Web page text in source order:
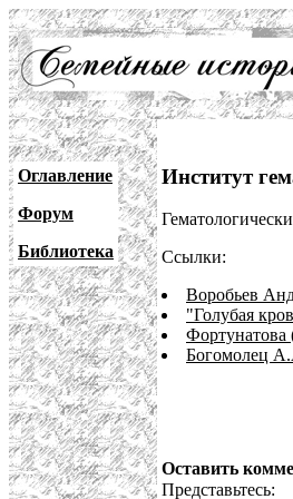
Оглавление
Форум
Библиотека
Институт
Ссылки:
Воробьев
"Голубая
Фортунатова
Богомолец
Оставить